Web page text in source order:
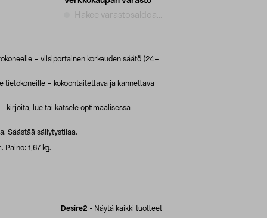
Hakee varastosaldoa...
– viisiportainen korkeuden säätö (24–
tietokoneille – kokoontaitettava ja kannettava
kirjoita, lue tai katsele optimaalisessa
Säästää säilytystilaa.
Paino: 1,67 kg.
Desire2 - Näytä kaikki tuotteet